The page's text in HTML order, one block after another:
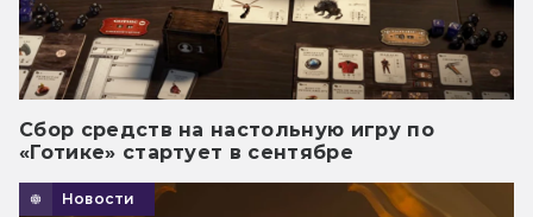
Сбор средств на настольную игру по
«Готике» стартует в сентябре
Новости